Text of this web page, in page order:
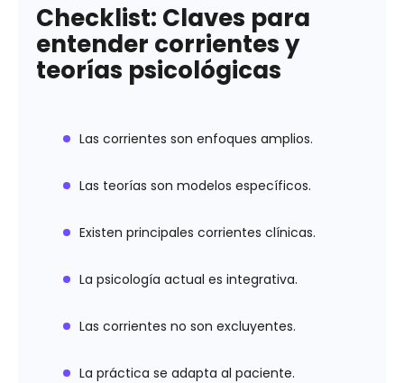
Checklist: Claves para
entender corrientes y
teorías psicológicas
Las corrientes son enfoques amplios.
Las teorías son modelos específicos.
Existen principales corrientes clínicas.
La psicología actual es integrativa.
Las corrientes no son excluyentes.
La práctica se adapta al paciente.